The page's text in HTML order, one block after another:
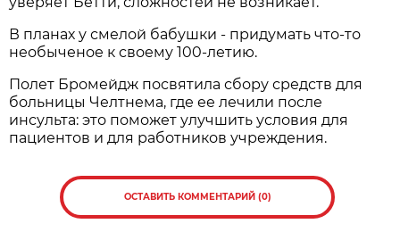
В планах у смелой бабушки - придумать что-то
необыченое к своему 100-летию.
Полет Бромейдж посвятила сбору средств для
больницы Челтнема, где ее лечили после
инсульта: это поможет улучшить условия для
пациентов и для работников учреждения.
ОСТАВИТЬ КОММЕНТАРИЙ (0)